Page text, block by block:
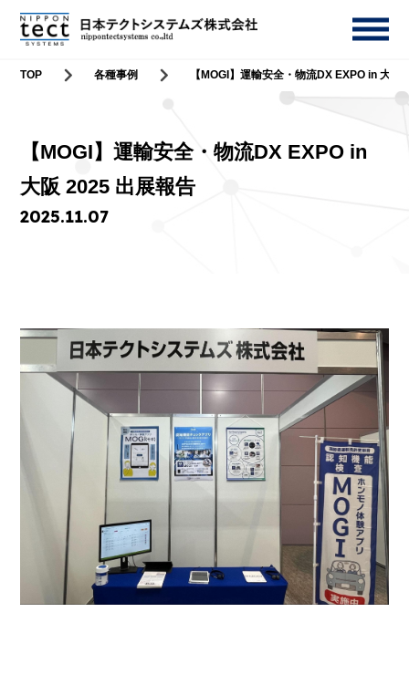
TOP 各種事例 【MOGI】運輸安全・物流DX EXPO in 大阪
【MOGI】運輸安全・物流DX EXPO in
大阪 2025 出展報告
2025.11.07